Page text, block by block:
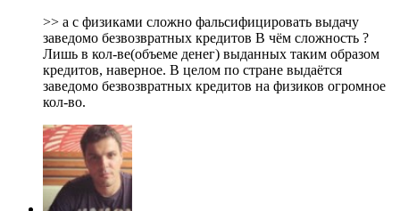
>> а с физиками сложно фальсифицировать выдачу
заведомо безвозвратных кредитов В чём сложность ?
Лишь в кол-ве(объеме денег) выданных таким образом
кредитов, наверное. В целом по стране выдаётся
заведомо безвозвратных кредитов на физиков огромное
кол-во.